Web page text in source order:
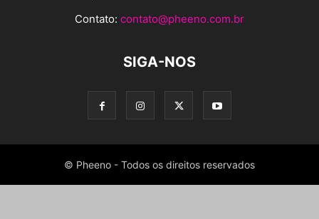
Contato: contato@pheeno.com.br
SIGA-NOS
© Pheeno - Todos os direitos reservados